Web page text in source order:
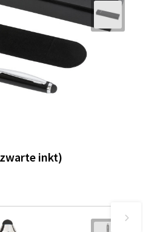
inkt)